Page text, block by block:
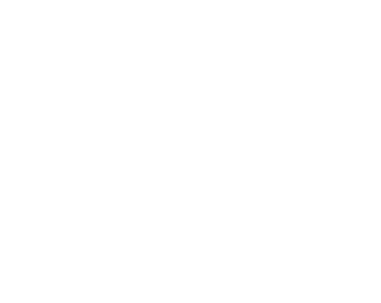
и/или источник бесперебойного питания с АКБ и